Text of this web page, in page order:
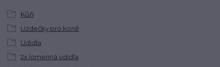
Kůň
Uzdečky pro koně
Udidla
2x lomenná udidla